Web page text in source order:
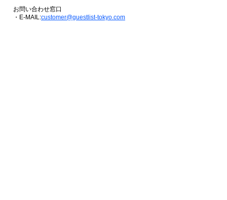
お問い合わせ窓口
・E-MAIL:customer@guestlist-tokyo.com